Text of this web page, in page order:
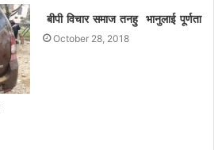
बीपी विचार समाज तनहु‌ भानुलाई पूर्णता
October 28, 2018